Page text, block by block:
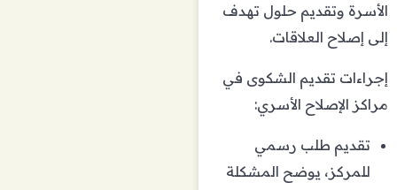
الأسرة وتقديم حلول تهدف
إلى إصلاح العلاقات.
إجراءات تقديم الشكوى في
مراكز الإصلاح الأسري:
تقديم طلب رسمي
للمركز، يوضح المشكلة